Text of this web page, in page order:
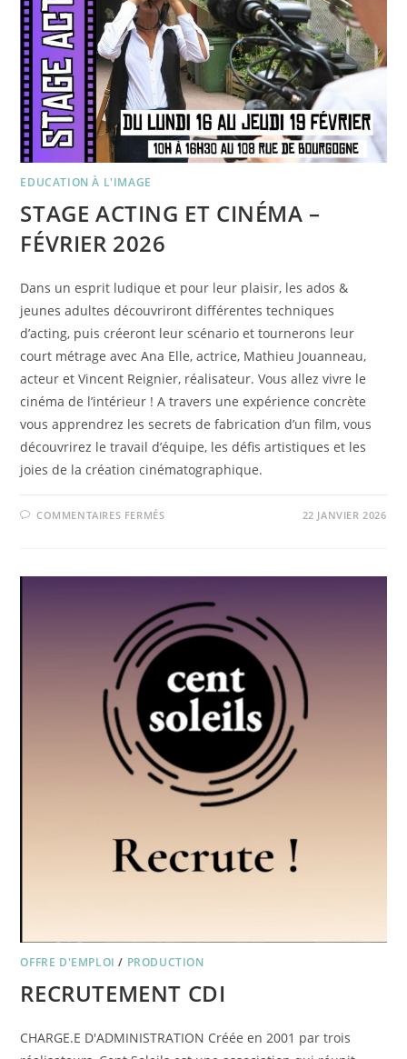
EDUCATION À L'IMAGE
STAGE ACTING ET CINÉMA –
FÉVRIER 2026
Dans un esprit ludique et pour leur plaisir, les ados &
jeunes adultes découvriront différentes techniques
d’acting, puis créeront leur scénario et tournerons leur
court métrage avec Ana Elle, actrice, Mathieu Jouanneau,
acteur et Vincent Reignier, réalisateur. Vous allez vivre le
cinéma de l’intérieur ! A travers une expérience concrète
vous apprendrez les secrets de fabrication d’un film, vous
découvrirez le travail d’équipe, les défis artistiques et les
joies de la création cinématographique.
COMMENTAIRES FERMÉSSUR
–
22 JANVIER 2026
OFFRE D'EMPLOI / PRODUCTION
RECRUTEMENT CDI
CHARGE.E D'ADMINISTRATION Créée en 2001 par trois